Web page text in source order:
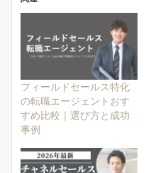
フィールドセールス特化
の転職エージェントおす
すめ比較｜選び方と成功
事例